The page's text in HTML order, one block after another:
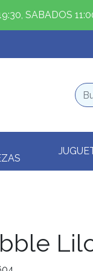
SABADOS